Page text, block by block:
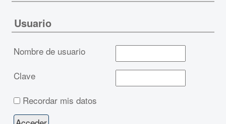
Usuario
Nombre de usuario
Clave
Recordar mis datos